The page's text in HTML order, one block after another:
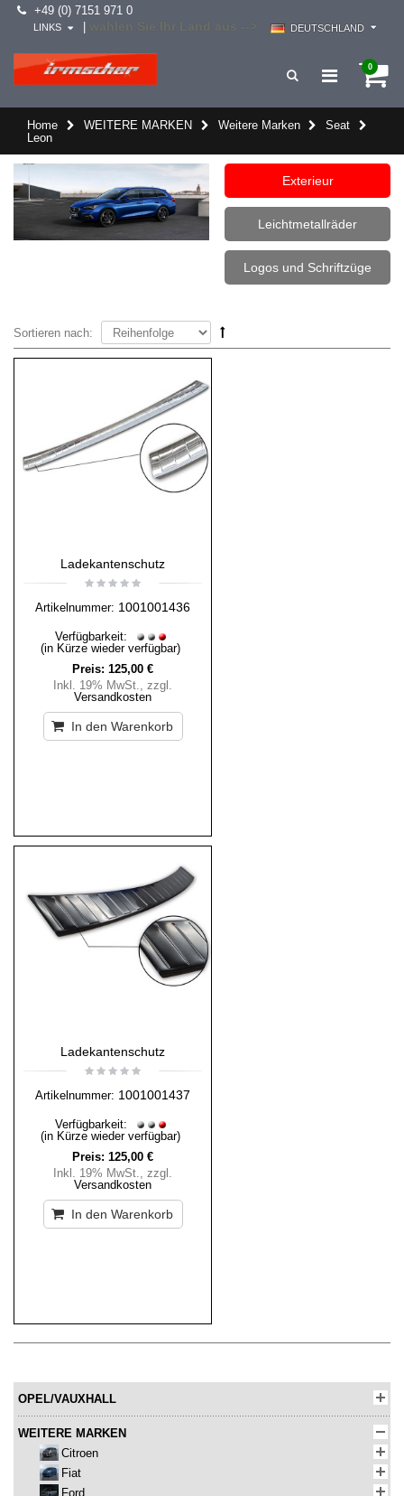
+49 (0) 7151 971 0
DEUTSCHLAND
LINKS
0
Home WEITERE MARKEN Weitere Marken
Seat
Leon
Exterieur
Leichtmetallräder
Logos und Schriftzüge
Sortieren nach:
Ladekantenschutz
Artikelnummer: 1001001436
Verfügbarkeit:
(in Kürze wieder verfügbar)
Preis: 125,00 €
Inkl. 19% MwSt., zzgl.
Versandkosten
In den Warenkorb
Ladekantenschutz
Artikelnummer: 1001001437
Verfügbarkeit:
(in Kürze wieder verfügbar)
Preis: 125,00 €
Inkl. 19% MwSt., zzgl.
Versandkosten
In den Warenkorb
OPEL/VAUXHALL
WEITERE MARKEN
Citroen
Fiat
Ford